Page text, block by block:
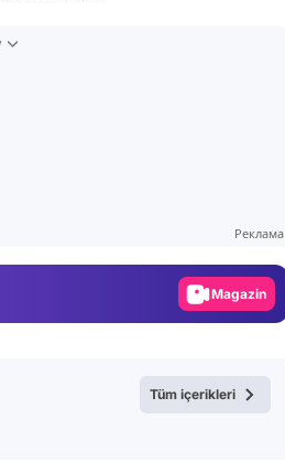
Реклама
Magazin
Tüm içerikleri